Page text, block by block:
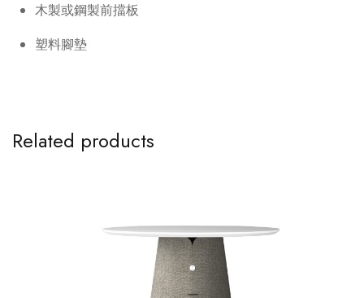
木製或鋼製前擋板
塑料腳墊
Related products